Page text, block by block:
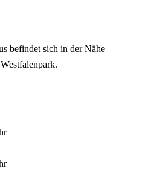
befindet sich in der Nähe